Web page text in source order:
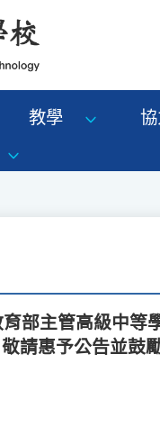
教學
部主管高級中等
請惠予公告並鼓